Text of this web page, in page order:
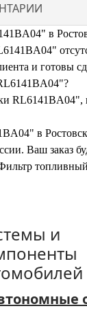
в
и готовы
в
Ваш заказ
и